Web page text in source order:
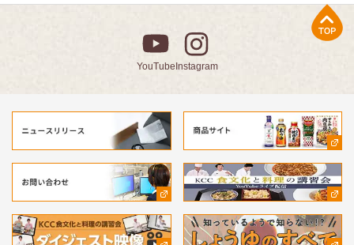
YouTubeInstagram